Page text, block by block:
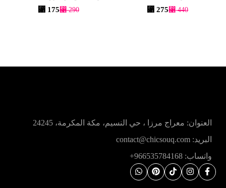
⃁440
⃁ 275
⃁290
⃁ 175
العنوان: معراج مرزا ، حي النسيم، مكة المكرمة، 24245
البريد: contact@chicsouq.com
واتساب: 966535784168+